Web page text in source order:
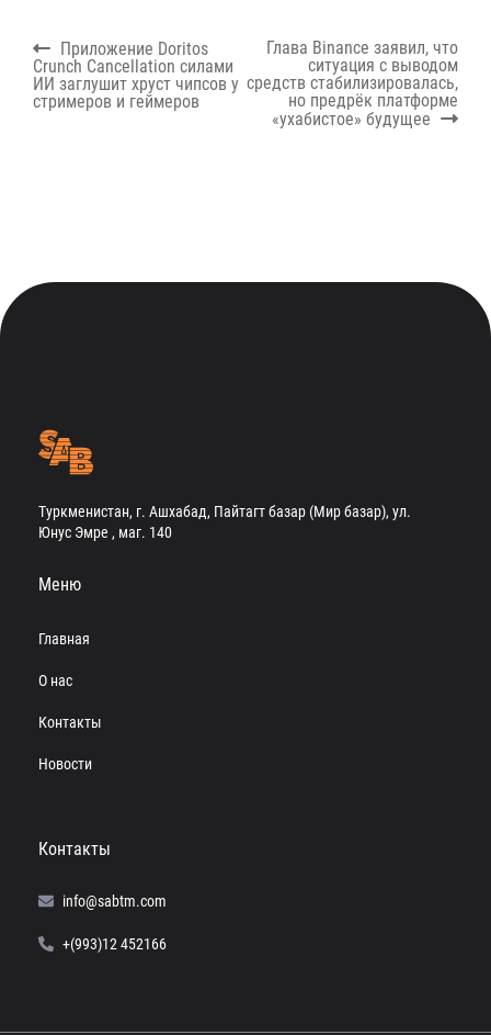
Навигация
по
записям
Previous
post:
Приложение Doritos
Crunch Cancellation силами
ИИ заглушит хруст чипсов у
стримеров и геймеров
Next
Глава Binance заявил, что
ситуация с выводом
средств стабилизировалась,
но предрёк платформе
«ухабистое» будущее
Туркменистан, г. Ашхабад, Пайтагт базар (Мир базар), ул.
Юнус Эмре , маг. 140
Меню
Главная
О нас
Контакты
Новости
Контакты
info@sabtm.com
+(993)12 452166